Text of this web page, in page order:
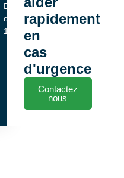
Dimanche
de 9h00 à
18h00
rapidement
en
cas
d'urgence
Contactez
nous